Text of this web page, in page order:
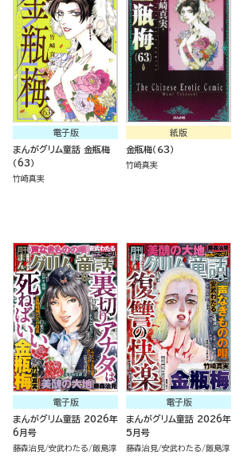
電子版
まんがグリム童話 金瓶梅
（63）
竹崎真実
紙版
金瓶梅（６３）
竹崎真実
電子版
まんがグリム童話 2026年
6月号
藤森治見 安武わたる 飯島淳
電子版
まんがグリム童話 2026年
5月号
藤森治見 安武わたる 飯島淳